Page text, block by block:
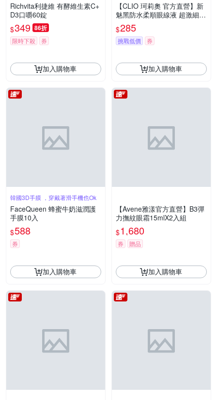
Richvita利捷維 有酵維生素C+
D3口嚼60錠
$349 86折
限時下殺 券
加入購物車
【CLIO 珂莉奧 官方直營】新
魅黑防水柔順眼線液 超激細紅
蓋版0.55ml
$285
挑戰低價 券
加入購物車
韓國3D手膜 ，穿戴著滑手機也Ok
FaceQueen 蜂蜜牛奶滋潤護
手膜10入
$588
券
加入購物車
【Avene雅漾官方直營】B3彈
力撫紋眼霜15mlX2入組
$1,680
券 贈品
加入購物車